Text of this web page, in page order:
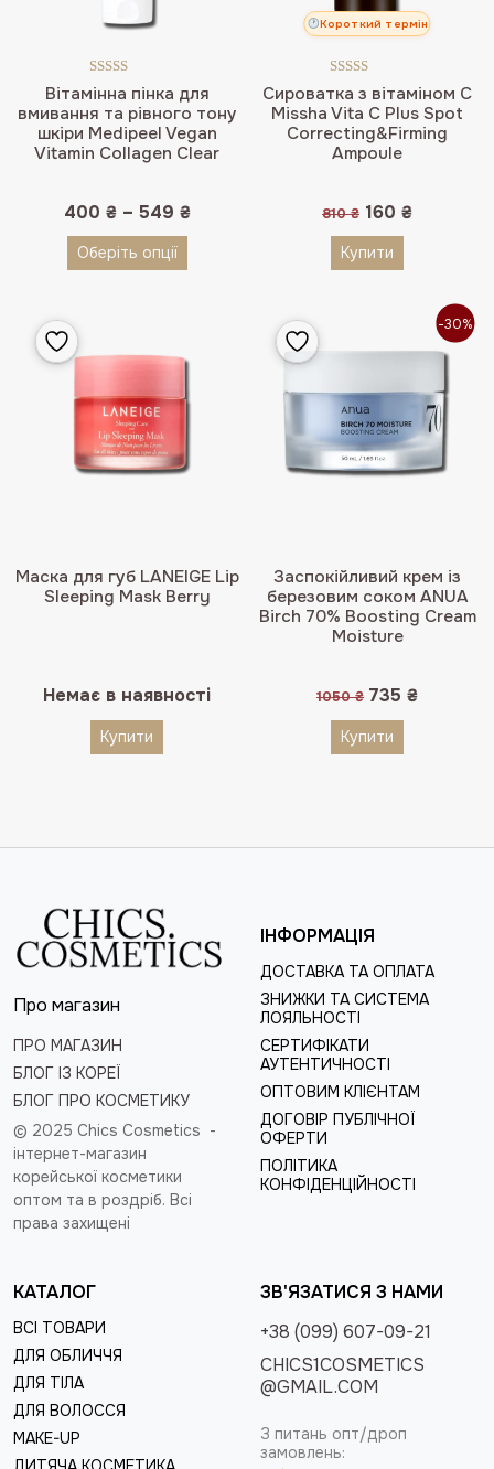
Вітамінна пінка для
вмивання та рівного тону
шкіри Medipeel Vegan
Vitamin Collagen Clear
Оцінено в
5.00з 5
400 ₴– 549 ₴
Оберіть опції
Короткий термін
Сироватка з вітаміном С
Missha Vita C Plus Spot
Correcting&Firming
Ampoule
Оцінено в
5.00з 5
810₴ Оригінальна
810 ₴.
160 ₴Поточна
Купити
Маска для губ LANEIGE Lip
Sleeping Mask Berry
Немає в наявності
Купити
-30%
Заспокійливий крем із
березовим соком ANUA
Birch 70% Boosting Cream
Moisture
1050₴ Оригінальна
1050 ₴.
735 ₴Поточна
Купити
Про магазин
ПРО МАГАЗИН
БЛОГ ІЗ КОРЕЇ
БЛОГ ПРО КОСМЕТИКУ
© 2025 Chics Cosmetics -
інтернет-магазин
корейської косметики
оптом та в роздріб. Всі
права захищені
ІНФОРМАЦІЯ
ДОСТАВКА ТА ОПЛАТА
ЗНИЖКИ ТА СИСТЕМА
ЛОЯЛЬНОСТІ
СЕРТИФІКАТИ
АУТЕНТИЧНОСТІ
ОПТОВИМ КЛІЄНТАМ
ДОГОВІР ПУБЛІЧНОЇ
ОФЕРТИ
ПОЛІТИКА
КОНФІДЕНЦІЙНОСТІ
КАТАЛОГ
ВСІ ТОВАРИ
ДЛЯ ОБЛИЧЧЯ
ДЛЯ ТІЛА
ДЛЯ ВОЛОССЯ
MAKE-UP
ЗВ'ЯЗАТИСЯ З НАМИ
+38 (099) 607-09-21
CHICS1COSMETICS
@GMAIL.COM
З питань опт/дроп
замовлень: